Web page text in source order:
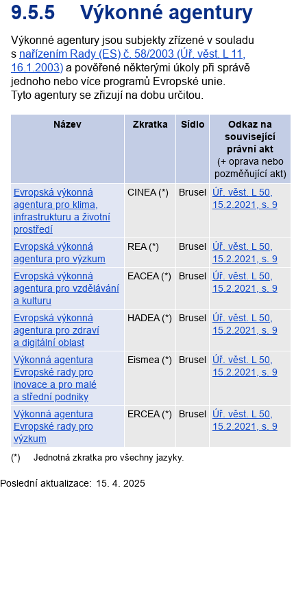
9.5.5 Výkonné agentury
Výkonné agentury jsou subjekty zřízené v souladu
s nařízením Rady (ES) č. 58/2003 (Úř. věst. L 11,
16.1.2003) a pověřené některými úkoly při správě
jednoho nebo více programů Evropské unie.
Tyto agentury se zřizují na dobu určitou.
Název Zkratka Sídlo
Odkaz na
související
právní akt
(+ oprava nebo
pozměňující akt)
Evropská výkonná
agentura pro klima,
infrastrukturu a životní
prostředí
CINEA (*) Brusel
Úř. věst. L 50,
15.2.2021, s. 9
Evropská výkonná
agentura pro výzkum
REA (*) Brusel
Úř. věst. L 50,
15.2.2021, s. 9
Evropská výkonná
agentura pro vzdělávání
a kulturu
EACEA (*) Brusel
Úř. věst. L 50,
15.2.2021, s. 9
Evropská výkonná
agentura pro zdraví
a digitální oblast
HADEA (*) Brusel
Úř. věst. L 50,
15.2.2021, s. 9
Výkonná agentura
Evropské rady pro
inovace a pro malé
a střední podniky
Eismea (*) Brusel
Úř. věst. L 50,
15.2.2021, s. 9
Výkonná agentura
Evropské rady pro
výzkum
ERCEA (*) Brusel
Úř. věst. L 50,
15.2.2021, s. 9
(*) Jednotná zkratka pro všechny jazyky.
15. 4. 2025